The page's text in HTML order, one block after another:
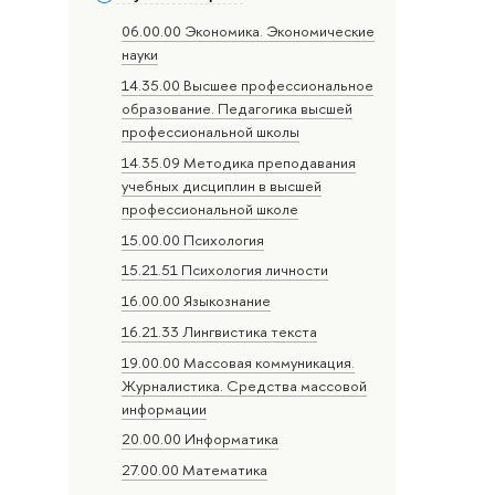
06.00.00 Экономика. Экономические
науки
14.35.00 Высшее профессиональное
образование. Педагогика высшей
профессиональной школы
14.35.09 Методика преподавания
учебных дисциплин в высшей
профессиональной школе
15.00.00 Психология
15.21.51 Психология личности
16.00.00 Языкознание
16.21.33 Лингвистика текста
19.00.00 Массовая коммуникация.
Журналистика. Средства массовой
информации
20.00.00 Информатика
27.00.00 Математика